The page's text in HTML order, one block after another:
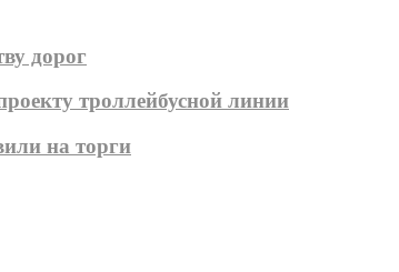
дорог
троллейбусной линии
на торги